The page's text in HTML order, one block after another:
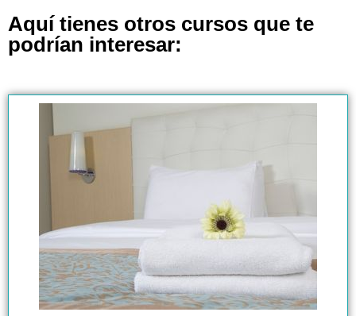
Aquí tienes otros cursos que te
podrían interesar: